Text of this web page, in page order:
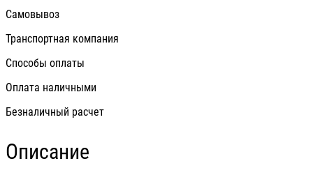
Самовывоз
Транспортная компания
Способы оплаты
Оплата наличными
Безналичный расчет
Описание